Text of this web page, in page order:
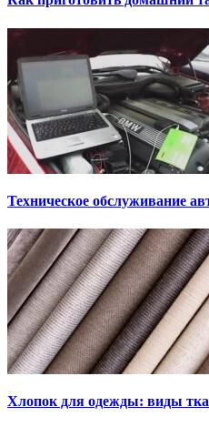
Техническое обслуживание
Хлопок для одежды: виды